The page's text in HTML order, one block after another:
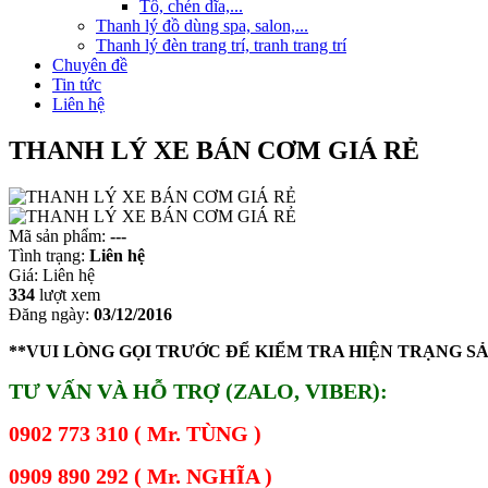
Tô, chén dĩa,...
Thanh lý đồ dùng spa, salon,...
Thanh lý đèn trang trí, tranh trang trí
Chuyên đề
Tin tức
Liên hệ
THANH LÝ XE BÁN CƠM GIÁ RẺ
Mã sản phẩm: ---
Tình trạng: Liên hệ
Giá: Liên hệ
334 lượt xem
Đăng ngày: 03/12/2016
**VUI LÒNG GỌI TRƯỚC ĐỂ KIỂM TRA HIỆN TRẠNG
TƯ VẤN VÀ HỖ TRỢ (ZALO, VIBER):
0902 773 310 ( Mr. TÙNG )
0909 890 292 ( Mr. NGHĨA )